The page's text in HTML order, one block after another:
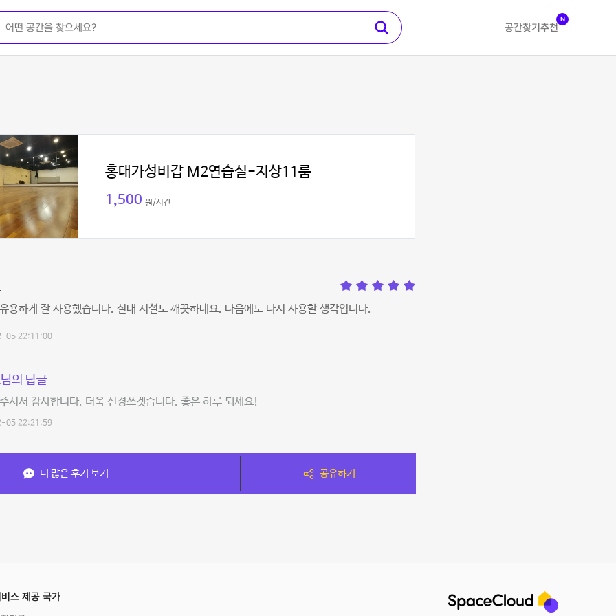
공간찾기 추천
N
홍대가성비갑 M2연습실-지상11룸
1,500 원/시간
용하게 잘 사용했습니다. 실내 시설도 깨끗하네요. 다음에도 다시 사용할 생각입니다.
05 22:11:00
의 답글
셔서 감사합니다. 더욱 신경쓰겟습니다. 좋은 하루 되세요!
05 22:21:59
더 많은 후기 보기 공유하기
스 제공 국가